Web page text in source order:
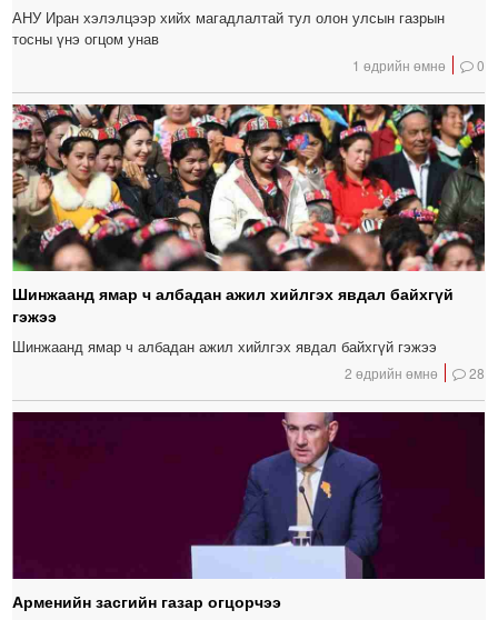
АНУ Иран хэлэлцээр хийх магадлалтай тул олон улсын газрын
тосны үнэ огцом унав
1 өдрийн өмнө 0
Шинжаанд ямар ч албадан ажил хийлгэх явдал байхгүй
гэжээ
Шинжаанд ямар ч албадан ажил хийлгэх явдал байхгүй гэжээ
2 өдрийн өмнө 28
Арменийн засгийн газар огцорчээ